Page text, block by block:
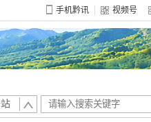
手机黔讯 视频号